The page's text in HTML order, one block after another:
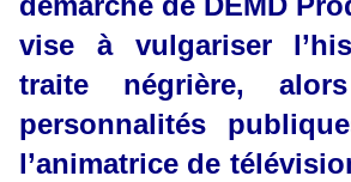
vise à vulgariser
traite négrière,
personnalités
l’animatrice de